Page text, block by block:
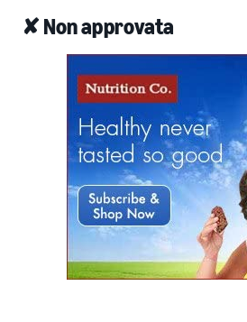
✘ Non approvata